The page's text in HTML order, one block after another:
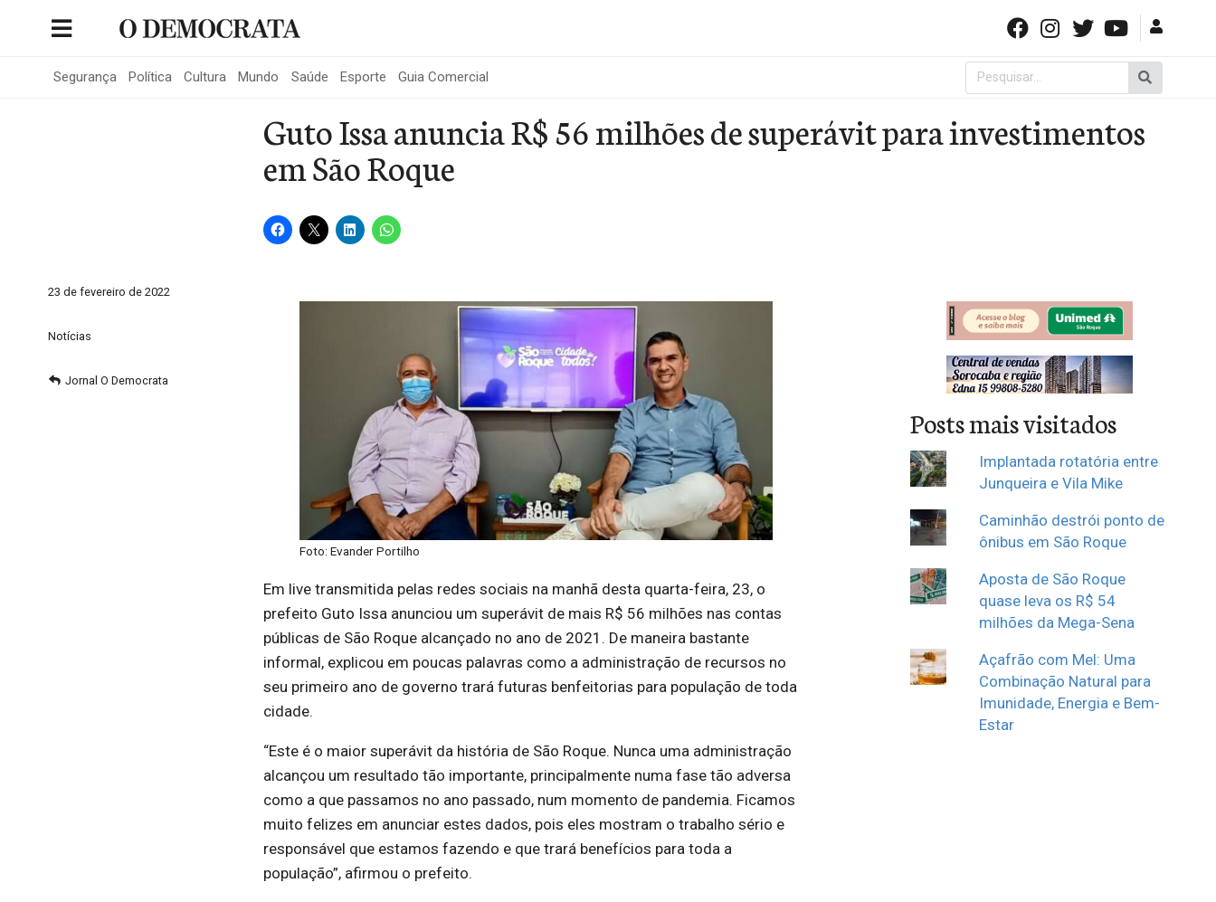
Segurança Política Cultura Mundo Saúde Esporte Guia Comercial
Pesquisar
por:
Guto Issa anuncia R$ 56 milhões de superávit para investimentos
em São Roque
23 de fevereiro de 2022
Notícias
Jornal O Democrata
Foto: Evander Portilho
Em live transmitida pelas redes sociais na manhã desta quarta-feira, 23, o
prefeito Guto Issa anunciou um superávit de mais R$ 56 milhões nas contas
públicas de São Roque alcançado no ano de 2021. De maneira bastante
informal, explicou em poucas palavras como a administração de recursos no
seu primeiro ano de governo trará futuras benfeitorias para população de toda
cidade.
“Este é o maior superávit da história de São Roque. Nunca uma administração
alcançou um resultado tão importante, principalmente numa fase tão adversa
como a que passamos no ano passado, num momento de pandemia. Ficamos
muito felizes em anunciar estes dados, pois eles mostram o trabalho sério e
responsável que estamos fazendo e que trará benefícios para toda a
população”, afirmou o prefeito.
Posts mais visitados
Implantada rotatória entre
Junqueira e Vila Mike
Caminhão destrói ponto de
ônibus em São Roque
Aposta de São Roque
quase leva os R$ 54
milhões da Mega-Sena
Açafrão com Mel: Uma
Combinação Natural para
Imunidade, Energia e Bem-
Estar